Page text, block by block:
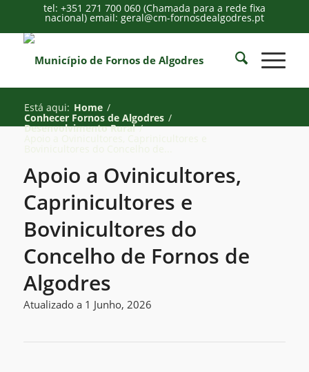
tel: +351 271 700 060 (Chamada para a rede fixa
nacional) email: geral@cm-fornosdealgodres.pt
Está aqui: Home /
Conhecer Fornos de Algodres /
Desenvolvimento Rural /
Apoio a Ovinicultores, Caprinicultores e
Bovinicultores do Concelho de...
Apoio a Ovinicultores,
Caprinicultores e
Bovinicultores do
Concelho de Fornos de
Algodres
Atualizado a 1 Junho, 2026